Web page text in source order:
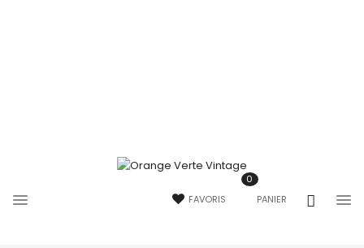
FAVORIS PANIER
0